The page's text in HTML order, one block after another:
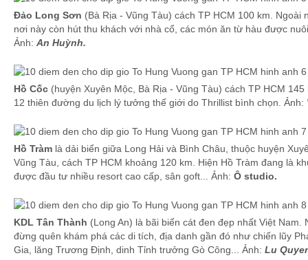
Đảo Long Sơn (Bà Rịa - Vũng Tàu) cách TP HCM 100 km. Ngoài
nơi này còn hút thu khách với nhà cổ, các món ăn từ hàu được
Ảnh: An Huỳnh.
Hồ Cốc (huyện Xuyên Mộc, Bà Rịa - Vũng Tàu) cách TP HCM
12 thiên đường du lịch lý tưởng thế giới do Thrillist bình chọn. Ảnh:
Hồ Tràm là dải biển giữa Long Hải và Bình Châu, thuộc huyện
Vũng Tàu, cách TP HCM khoảng 120 km. Hiện Hồ Tràm đang là
được đầu tư nhiều resort cao cấp, sân goft... Ảnh: Ô studio.
KDL Tân Thành (Long An) là bãi biển cát đen đẹp nhất Việt Nam.
đừng quên khám phá các di tích, địa danh gần đó như chiến lũy
Gia, lăng Trương Định, dinh Tỉnh trưởng Gò Công... Ảnh: Lu